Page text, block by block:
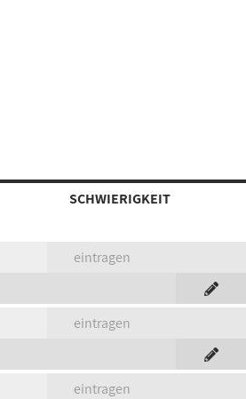
SCHWIERIGKEIT
eintragen
eintragen
eintragen